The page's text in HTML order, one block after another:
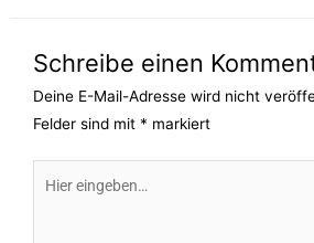
Schreibe einen
Deine E-Mail-Adresse wird nicht
Felder sind mit * markiert
eingeben…